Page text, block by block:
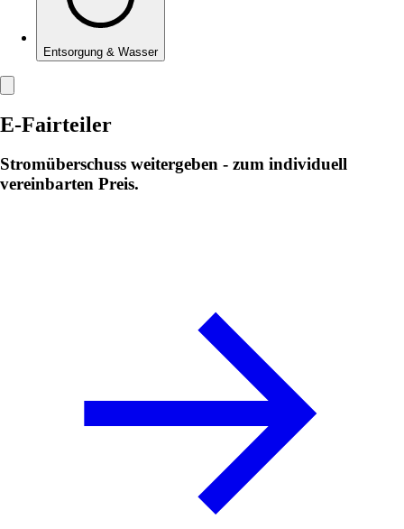
Entsorgung & Wasser
E-Fairteiler
Stromüberschuss weitergeben - zum individuell
vereinbarten Preis.